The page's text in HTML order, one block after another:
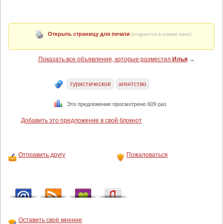
Открыть страницу для печати (откроется в новом окне)
Показать все объявления, которые разместил Илья→
туристическое агентство
Это предложение просмотрено 609 раз
Добавить это предложение в свой блокнот
Отправить другу Пожаловаться
Оставить своё мнение